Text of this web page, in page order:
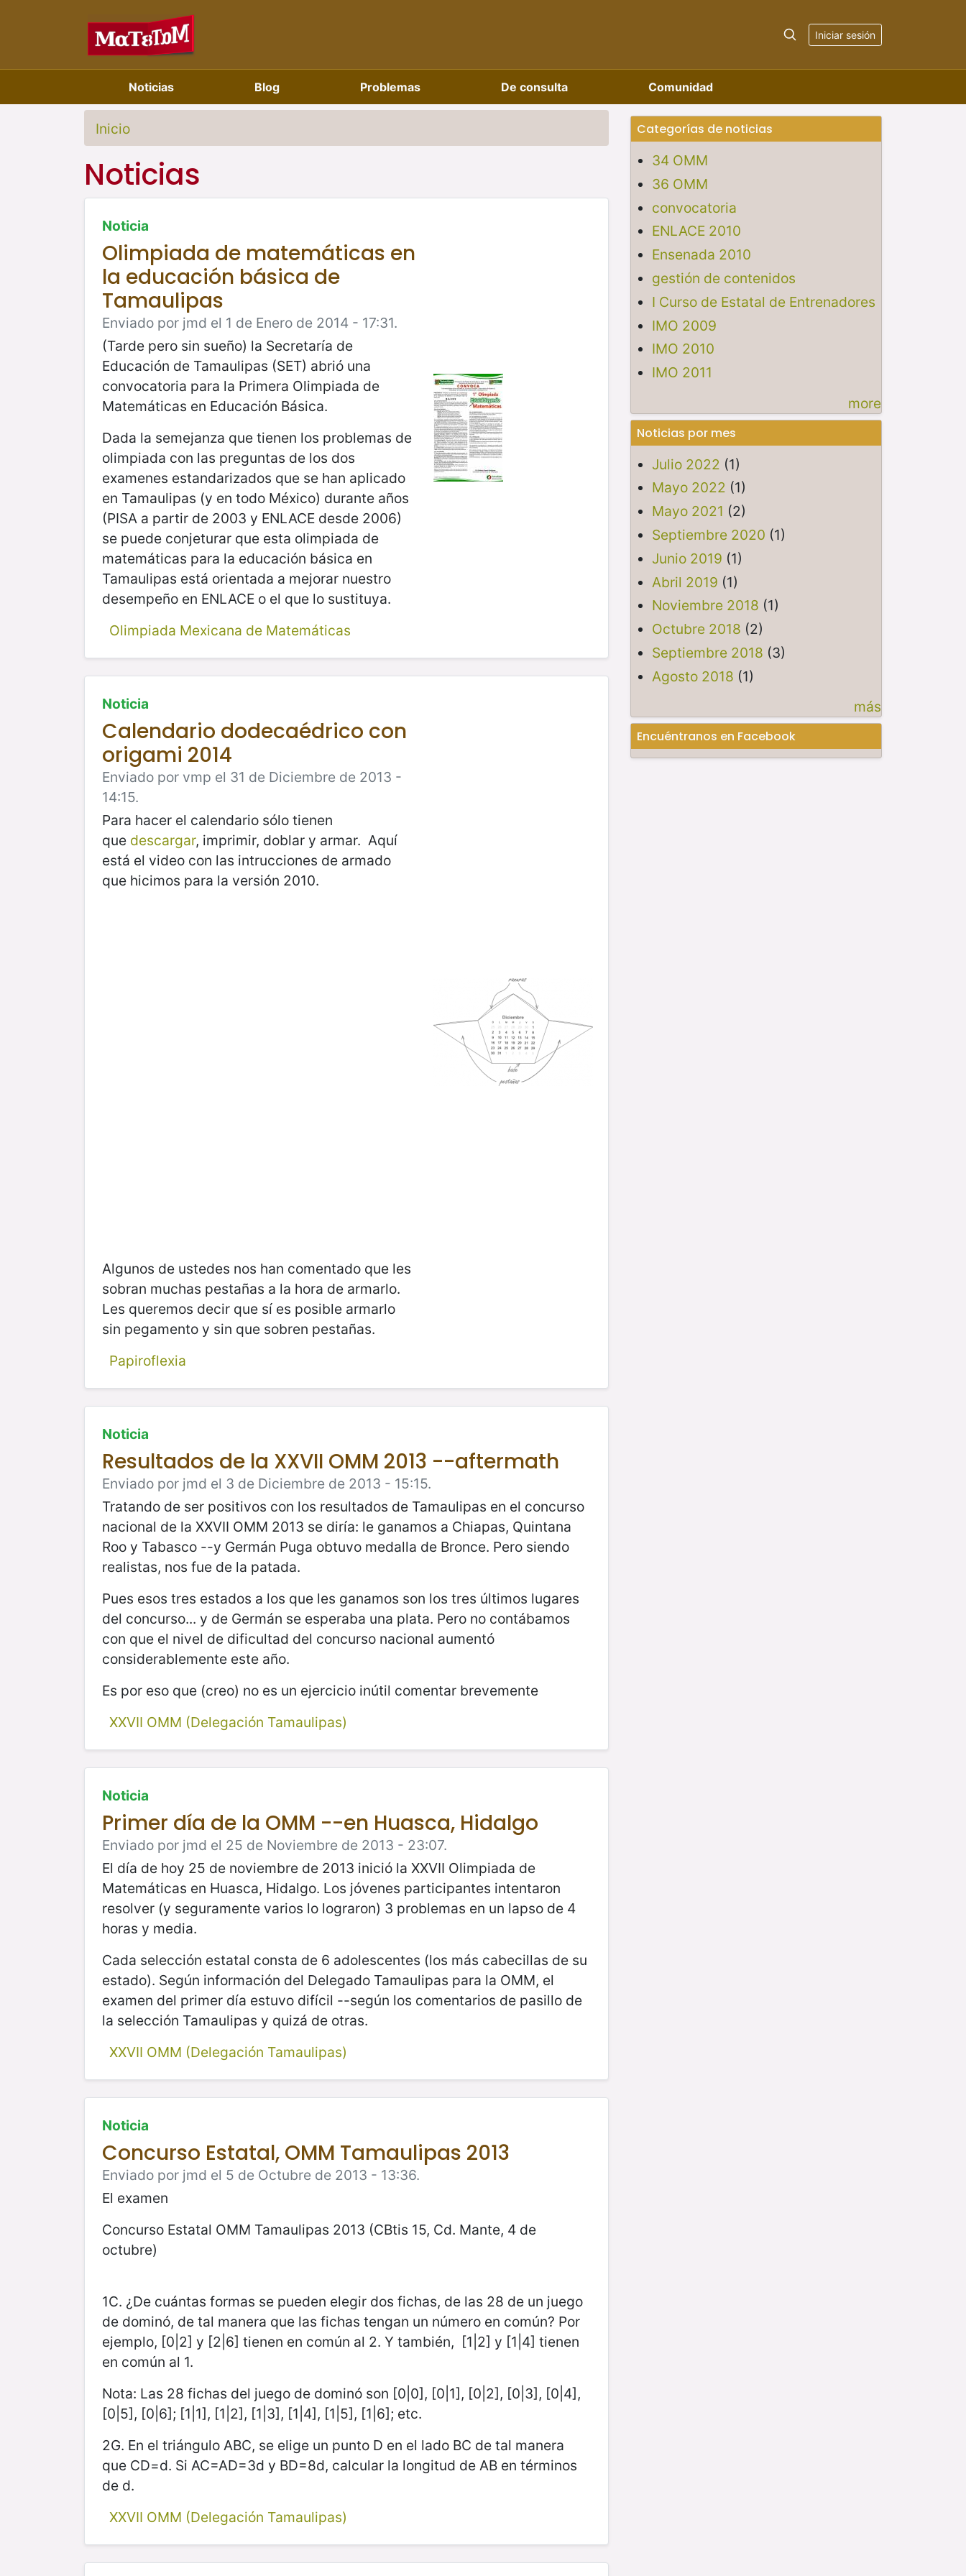
Iniciar sesión
Noticias Blog Problemas De consulta Comunidad
Inicio
Noticias
Noticia
Olimpiada de matemáticas en
la educación básica de
Tamaulipas
Enviado por jmd el 1 de Enero de 2014 - 17:31.
(Tarde pero sin sueño) la Secretaría de
Educación de Tamaulipas (SET) abrió una
convocatoria para la Primera Olimpiada de
Matemáticas en Educación Básica.
Dada la semejanza que tienen los problemas de
olimpiada con las preguntas de los dos
examenes estandarizados que se han aplicado
en Tamaulipas (y en todo México) durante años
(PISA a partir de 2003 y ENLACE desde 2006)
se puede conjeturar que esta olimpiada de
matemáticas para la educación básica en
Tamaulipas está orientada a mejorar nuestro
desempeño en ENLACE o el que lo sustituya.
Olimpiada Mexicana de Matemáticas
Noticia
Calendario dodecaédrico con
origami 2014
Enviado por vmp el 31 de Diciembre de 2013 -
14:15.
Para hacer el calendario sólo tienen
que descargar, imprimir, doblar y armar. Aquí
está el video con las intrucciones de armado
que hicimos para la versión 2010.
Algunos de ustedes nos han comentado que les
sobran muchas pestañas a la hora de armarlo.
Les queremos decir que sí es posible armarlo
sin pegamento y sin que sobren pestañas.
Papiroflexia
Noticia
Resultados de la XXVII OMM 2013 --aftermath
Enviado por jmd el 3 de Diciembre de 2013 - 15:15.
Tratando de ser positivos con los resultados de Tamaulipas en el concurso
nacional de la XXVII OMM 2013 se diría: le ganamos a Chiapas, Quintana
Roo y Tabasco --y Germán Puga obtuvo medalla de Bronce. Pero siendo
realistas, nos fue de la patada.
Pues esos tres estados a los que les ganamos son los tres últimos lugares
del concurso... y de Germán se esperaba una plata. Pero no contábamos
con que el nivel de dificultad del concurso nacional aumentó
considerablemente este año.
Es por eso que (creo) no es un ejercicio inútil comentar brevemente
XXVII OMM (Delegación Tamaulipas)
Noticia
Primer día de la OMM --en Huasca, Hidalgo
Enviado por jmd el 25 de Noviembre de 2013 - 23:07.
El día de hoy 25 de noviembre de 2013 inició la XXVII Olimpiada de
Matemáticas en Huasca, Hidalgo. Los jóvenes participantes intentaron
resolver (y seguramente varios lo lograron) 3 problemas en un lapso de 4
horas y media.
Cada selección estatal consta de 6 adolescentes (los más cabecillas de su
estado). Según información del Delegado Tamaulipas para la OMM, el
examen del primer día estuvo difícil --según los comentarios de pasillo de
la selección Tamaulipas y quizá de otras.
XXVII OMM (Delegación Tamaulipas)
Noticia
Concurso Estatal, OMM Tamaulipas 2013
Enviado por jmd el 5 de Octubre de 2013 - 13:36.
El examen
Concurso Estatal OMM Tamaulipas 2013 (CBtis 15, Cd. Mante, 4 de
octubre)
1C. ¿De cuántas formas se pueden elegir dos fichas, de las 28 de un juego
de dominó, de tal manera que las fichas tengan un número en común? Por
ejemplo, [0|2] y [2|6] tienen en común al 2. Y también, [1|2] y [1|4] tienen
en común al 1.
Nota: Las 28 fichas del juego de dominó son [0|0], [0|1], [0|2], [0|3], [0|4],
[0|5], [0|6]; [1|1], [1|2], [1|3], [1|4], [1|5], [1|6]; etc.
2G. En el triángulo ABC, se elige un punto D en el lado BC de tal manera
que CD=d. Si AC=AD=3d y BD=8d, calcular la longitud de AB en términos
de d.
XXVII OMM (Delegación Tamaulipas)
Categorías de noticias
34 OMM
36 OMM
convocatoria
ENLACE 2010
Ensenada 2010
gestión de contenidos
I Curso de Estatal de Entrenadores
IMO 2009
IMO 2010
IMO 2011
more
Noticias por mes
Julio 2022 (1)
Mayo 2022 (1)
Mayo 2021 (2)
Septiembre 2020 (1)
Junio 2019 (1)
Abril 2019 (1)
Noviembre 2018 (1)
Octubre 2018 (2)
Septiembre 2018 (3)
Agosto 2018 (1)
más
Encuéntranos en Facebook